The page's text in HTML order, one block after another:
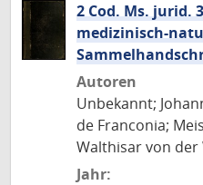
2 Cod. Ms. jurid.
medizinisch-
Autoren
Unbekannt;
de Franconia;
Walthisar von der
Jahr: